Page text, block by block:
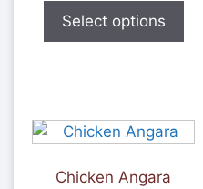
Select options
Chicken Angara